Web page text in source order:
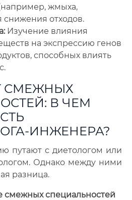
жмыха,
снижения отходов.
Изучение влияния
на экспрессию генов
способных влиять
СМЕЖНЫХ
В ЧЕМ
ИНЖЕНЕРА?
путают с диетологом или
Однако между ними
разница.
смежных специальностей